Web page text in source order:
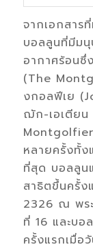
จากเอกสาร
บอลลูนที่มีมนุ
อากาศร้อน
(The
งกอลฟีเย
ฌัก-เอเตียน
หลายครั้งทั้ง
ที่สุด บอลลูน
สาธิตขึ้นครั้
2326 ณ พระ
ที่ 16 และบอ
ครั้งแรกเมื่อ